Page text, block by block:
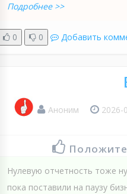
Подробнее >>
0 0 Добавить
Аноним 2026-
Нулевую отчетность тоже
пока поставили на паузу